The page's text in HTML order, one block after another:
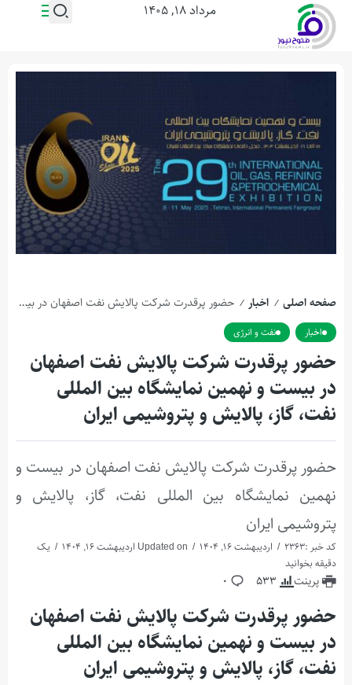
مرداد ۱۸, ۱۴۰۵
صفحه اصلی / اخبار / حضور پرقدرت شرکت پالایش نفت اصفهان در بیست و نهمین نمایشگاه بین المللی نفت، گاز، پالایش و پتروشیمی ایران
اخبار نفت و انرژی
حضور پرقدرت شرکت پالایش نفت اصفهان
در بیست و نهمین نمایشگاه بین المللی
نفت، گاز، پالایش و پتروشیمی ایران
حضور پرقدرت شرکت پالایش نفت اصفهان در بیست و
نهمین نمایشگاه بین المللی نفت، گاز، پالایش و
پتروشیمی ایران
کد خبر :2363 اردیبهشت 16, 1404
یک
دقیقه بخوانید
پرینت 533
0
حضور پرقدرت شرکت پالایش نفت اصفهان
در بیست و نهمین نمایشگاه بین المللی
نفت، گاز، پالایش و پتروشیمی ایران